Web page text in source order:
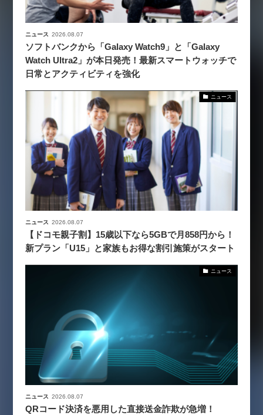
ニュース 2026.08.07
ソフトバンクから「Galaxy Watch9」と「Galaxy
Watch Ultra2」が本日発売！最新スマートウォッチで
日常とアクティビティを強化
ニュース
ニュース 2026.08.07
【ドコモ親子割】15歳以下なら5GBで月858円から！
新プラン「U15」と家族もお得な割引施策がスタート
ニュース
ニュース 2026.08.07
QRコード決済を悪用した直接送金詐欺が急増！